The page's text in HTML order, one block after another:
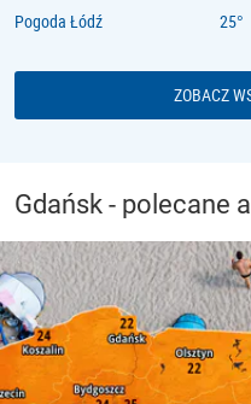
Pogoda Łódź
ZOBACZ
Gdańsk - polecane